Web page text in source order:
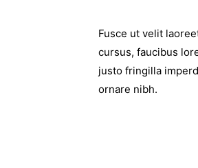
Fusce ut velit
cursus, faucibus
justo fringilla
ornare nibh.